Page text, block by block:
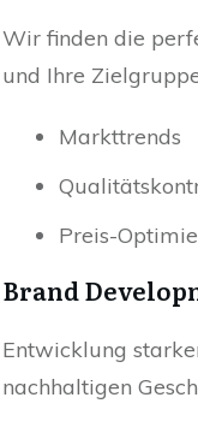
Wir finden die
und Ihre
Markttrends
Preis-
Brand
Entwicklung
nachhaltigen